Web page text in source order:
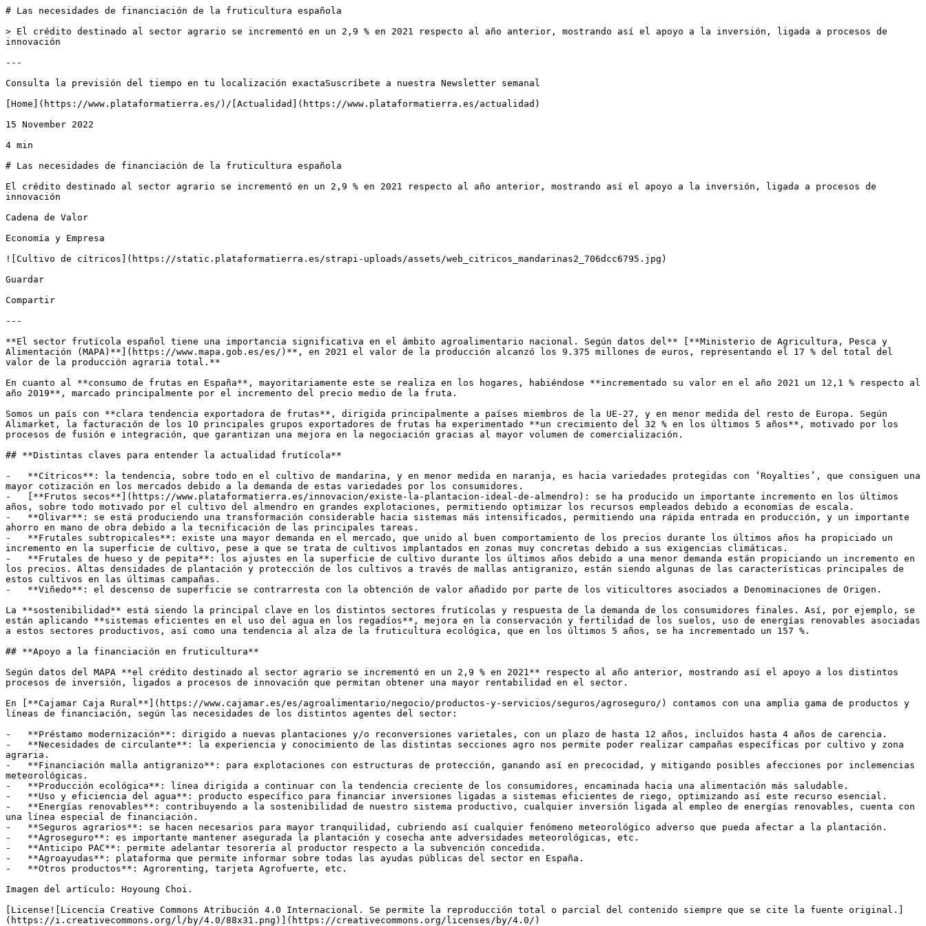
# Las necesidades de financiación de la fruticultura española
> El crédito destinado al sector agrario se incrementó en un 2,9 % en 2021 respecto al año anterior, mostrando así el apoyo a la inversión, ligada a procesos de
innovación
---
Consulta la previsión del tiempo en tu localización exactaSuscríbete a nuestra Newsletter semanal
[Home](https://www.plataformatierra.es/)/[Actualidad](https://www.plataformatierra.es/actualidad)
15 November 2022
4 min
# Las necesidades de financiación de la fruticultura española
El crédito destinado al sector agrario se incrementó en un 2,9 % en 2021 respecto al año anterior, mostrando así el apoyo a la inversión, ligada a procesos de
innovación
Cadena de Valor
Economía y Empresa
![Cultivo de cítricos](https://static.plataformatierra.es/strapi-uploads/assets/web_citricos_mandarinas2_706dcc6795.jpg)
Guardar
Compartir
---
**El sector frutícola español tiene una importancia significativa en el ámbito agroalimentario nacional. Según datos del** [**Ministerio de Agricultura, Pesca y
Alimentación (MAPA)**](https://www.mapa.gob.es/es/)**, en 2021 el valor de la producción alcanzó los 9.375 millones de euros, representando el 17 % del total del
valor de la producción agraria total.**
En cuanto al **consumo de frutas en España**, mayoritariamente este se realiza en los hogares, habiéndose **incrementado su valor en el año 2021 un 12,1 % respecto al
año 2019**, marcado principalmente por el incremento del precio medio de la fruta.
Somos un país con **clara tendencia exportadora de frutas**, dirigida principalmente a países miembros de la UE-27, y en menor medida del resto de Europa. Según
Alimarket, la facturación de los 10 principales grupos exportadores de frutas ha experimentado **un crecimiento del 32 % en los últimos 5 años**, motivado por los
procesos de fusión e integración, que garantizan una mejora en la negociación gracias al mayor volumen de comercialización.
## **Distintas claves para entender la actualidad frutícola**
-   **Cítricos**: la tendencia, sobre todo en el cultivo de mandarina, y en menor medida en naranja, es hacia variedades protegidas con ‘Royalties’, que consiguen una
mayor cotización en los mercados debido a la demanda de estas variedades por los consumidores.
-   [**Frutos secos**](https://www.plataformatierra.es/innovacion/existe-la-plantacion-ideal-de-almendro): se ha producido un importante incremento en los últimos
años, sobre todo motivado por el cultivo del almendro en grandes explotaciones, permitiendo optimizar los recursos empleados debido a economías de escala.
-   **Olivar**: se está produciendo una transformación considerable hacia sistemas más intensificados, permitiendo una rápida entrada en producción, y un importante
ahorro en mano de obra debido a la tecnificación de las principales tareas.
-   **Frutales subtropicales**: existe una mayor demanda en el mercado, que unido al buen comportamiento de los precios durante los últimos años ha propiciado un
incremento en la superficie de cultivo, pese a que se trata de cultivos implantados en zonas muy concretas debido a sus exigencias climáticas.
-   **Frutales de hueso y de pepita**: los ajustes en la superficie de cultivo durante los últimos años debido a una menor demanda están propiciando un incremento en
los precios. Altas densidades de plantación y protección de los cultivos a través de mallas antigranizo, están siendo algunas de las características principales de
estos cultivos en las últimas campañas.
-   **Viñedo**: el descenso de superficie se contrarresta con la obtención de valor añadido por parte de los viticultores asociados a Denominaciones de Origen.
La **sostenibilidad** está siendo la principal clave en los distintos sectores frutícolas y respuesta de la demanda de los consumidores finales. Así, por ejemplo, se
están aplicando **sistemas eficientes en el uso del agua en los regadíos**, mejora en la conservación y fertilidad de los suelos, uso de energías renovables asociadas
a estos sectores productivos, así como una tendencia al alza de la fruticultura ecológica, que en los últimos 5 años, se ha incrementado un 157 %.
## **Apoyo a la financiación en fruticultura**
Según datos del MAPA **el crédito destinado al sector agrario se incrementó en un 2,9 % en 2021** respecto al año anterior, mostrando así el apoyo a los distintos
procesos de inversión, ligados a procesos de innovación que permitan obtener una mayor rentabilidad en el sector.
En [**Cajamar Caja Rural**](https://www.cajamar.es/es/agroalimentario/negocio/productos-y-servicios/seguros/agroseguro/) contamos con una amplia gama de productos y
líneas de financiación, según las necesidades de los distintos agentes del sector:
-   **Préstamo modernización**: dirigido a nuevas plantaciones y/o reconversiones varietales, con un plazo de hasta 12 años, incluidos hasta 4 años de carencia.
-   **Necesidades de circulante**: la experiencia y conocimiento de las distintas secciones agro nos permite poder realizar campañas específicas por cultivo y zona
agraria.
-   **Financiación malla antigranizo**: para explotaciones con estructuras de protección, ganando así en precocidad, y mitigando posibles afecciones por inclemencias
meteorológicas.
-   **Producción ecológica**: línea dirigida a continuar con la tendencia creciente de los consumidores, encaminada hacia una alimentación más saludable.
-   **Uso y eficiencia del agua**: producto específico para financiar inversiones ligadas a sistemas eficientes de riego, optimizando así este recurso esencial.
-   **Energías renovables**: contribuyendo a la sostenibilidad de nuestro sistema productivo, cualquier inversión ligada al empleo de energías renovables, cuenta con
una línea especial de financiación.
-   **Seguros agrarios**: se hacen necesarios para mayor tranquilidad, cubriendo así cualquier fenómeno meteorológico adverso que pueda afectar a la plantación.
-   **Agroseguro**: es importante mantener asegurada la plantación y cosecha ante adversidades meteorológicas, etc.
-   **Anticipo PAC**: permite adelantar tesorería al productor respecto a la subvención concedida.
-   **Agroayudas**: plataforma que permite informar sobre todas las ayudas públicas del sector en España.
-   **Otros productos**: Agrorenting, tarjeta Agrofuerte, etc.
Imagen del artículo: Hoyoung Choi.
[License![Licencia Creative Commons Atribución 4.0 Internacional. Se permite la reproducción total o parcial del contenido siempre que se cite la fuente original.]
(https://i.creativecommons.org/l/by/4.0/88x31.png)](https://creativecommons.org/licenses/by/4.0/)